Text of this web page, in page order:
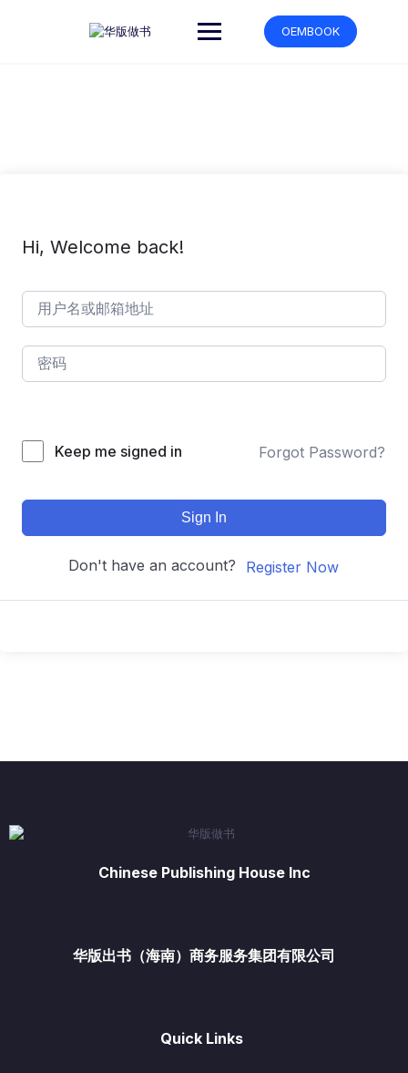
OEMBOOK
Hi, Welcome back!
Keep me signed in Forgot Password?
Sign In
Don't have an account? Register Now
Chinese Publishing House Inc
华版出书（海南）商务服务集团有限公司
Quick Links